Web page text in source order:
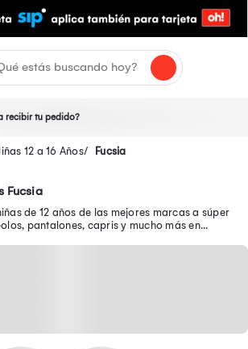
recibir tu pedido?
12 a 16 Años Fucsia
Fucsia
de 12 años de las mejores marcas a súper
pantalones, capris y mucho más en